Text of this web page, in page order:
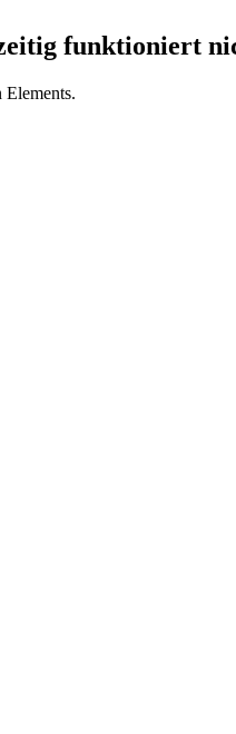
funktioniert
Elements.